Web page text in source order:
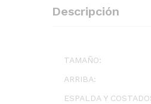
Descripción
TAMAÑO:
ARRIBA:
ESPALDA Y